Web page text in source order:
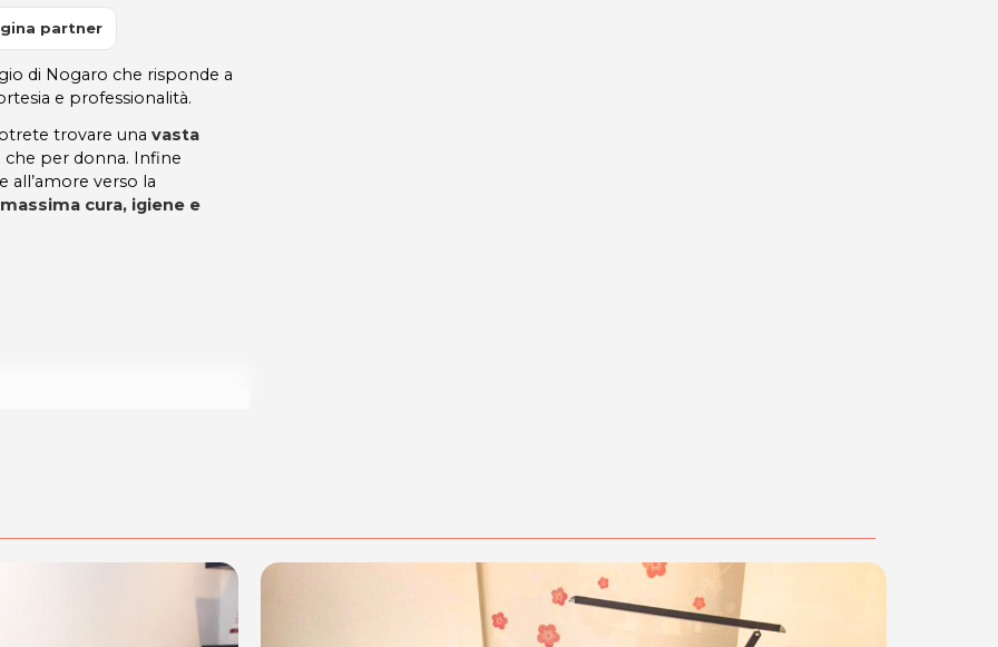
partner
di Nogaro che risponde a
e professionalità.
trovare una vasta
che per donna. Infine
all’amore verso la
cura, igiene e
di acquisto scrivi